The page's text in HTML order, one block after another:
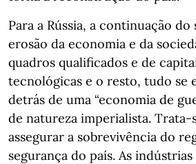
Para a Rússia, a continuação
erosão da economia e da
quadros qualificados e de
tecnológicas e o resto, tudo se
detrás de uma “economia de
de natureza imperialista. Trata-
assegurar a sobrevivência do
segurança do país. As